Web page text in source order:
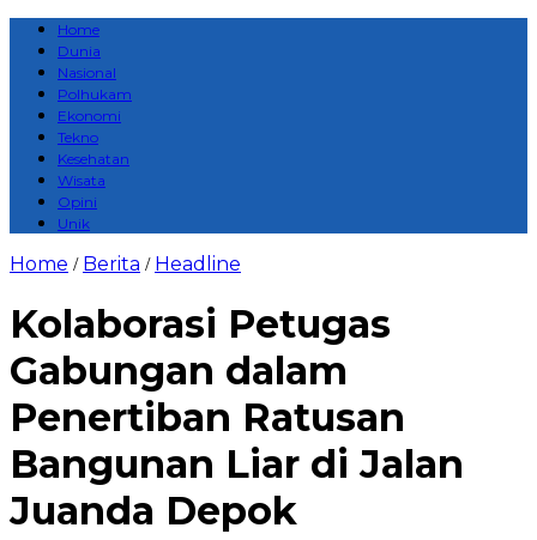
Home
Dunia
Nasional
Polhukam
Ekonomi
Tekno
Kesehatan
Wisata
Opini
Unik
Home / Berita / Headline
Kolaborasi Petugas
Gabungan dalam
Penertiban Ratusan
Bangunan Liar di Jalan
Juanda Depok